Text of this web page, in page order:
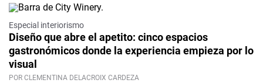
Especial interiorismo
Diseño que abre el apetito: cinco espacios
gastronómicos donde la experiencia empieza por lo
visual
POR CLEMENTINA DELACROIX CARDEZA